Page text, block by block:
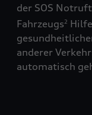
der SOS
Fahrzeugs2
anderer
automatisch